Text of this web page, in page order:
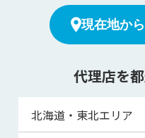
現在地か
代理店を
北海道・東北エリア